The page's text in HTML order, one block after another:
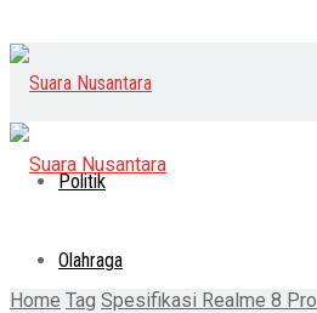
Politik
Olahraga
Home Tag Spesifikasi Realme 8 Pro